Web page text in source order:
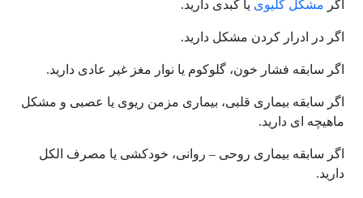
اگر مشکل کلیوی یا کبدی دارید.
اگر در ادرار کردن مشکل دارید.
اگر سابقه فشار خون، گلوکوم یا نوار مغز غیر عادی دارید.
اگر سابقه بیماری قلبی، بیماری مزمن ریوی یا عصبی و مشکل
ماهیچه ای دارید.
اگر سابقه بیماری روحی – روانی، خودکشی یا مصرف الکل
دارید.